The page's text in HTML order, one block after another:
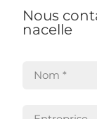
Nous
nacelle